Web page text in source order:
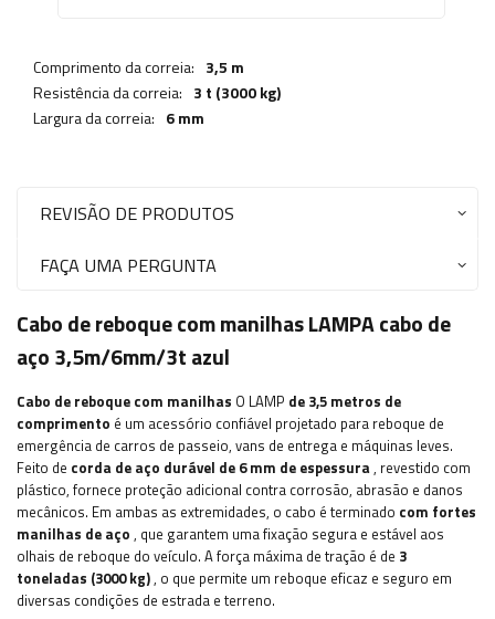
Comprimento da correia: 3,5 m
Resistência da correia: 3 t (3000 kg)
Largura da correia: 6 mm
REVISÃO DE PRODUTOS
FAÇA UMA PERGUNTA
Cabo de reboque com manilhas LAMPA cabo de
aço 3,5m/6mm/3t azul
Cabo de reboque com manilhas O LAMP de 3,5 metros de
comprimento é um acessório confiável projetado para reboque de
emergência de carros de passeio, vans de entrega e máquinas leves.
Feito de corda de aço durável de 6 mm de espessura, revestido com
plástico, fornece proteção adicional contra corrosão, abrasão e danos
mecânicos. Em ambas as extremidades, o cabo é terminado com fortes
manilhas de aço , que garantem uma fixação segura e estável aos
olhais de reboque do veículo. A força máxima de tração é de 3
toneladas (3000 kg), o que permite um reboque eficaz e seguro em
diversas condições de estrada e terreno.